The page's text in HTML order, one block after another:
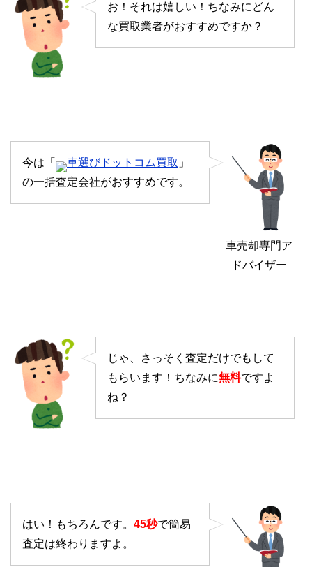
お！それは嬉しい！ちなみにどん
な買取業者がおすすめですか？
車売却専門ア
ドバイザー
今は「 車選びドットコム買取 」
の一括査定会社がおすすめです。
じゃ、さっそく査定だけでもして
もらいます！ちなみに無料ですよ
ね？
はい！もちろんです。 45秒で簡易
査定は終わりますよ。